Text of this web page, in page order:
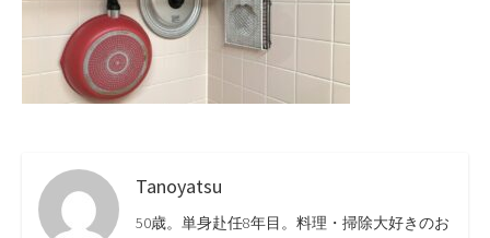
Tanoyatsu
50歳。単身赴任8年目。料理・掃除大好きのお